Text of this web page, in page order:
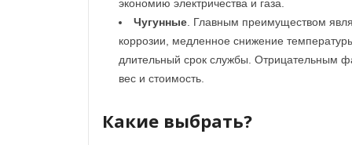
экономию электричества и газа.
Чугунные . Главным преимуществом
коррозии, медленное снижение
длительный срок службы. Отрицательным
вес и стоимость.
Какие выбрать?